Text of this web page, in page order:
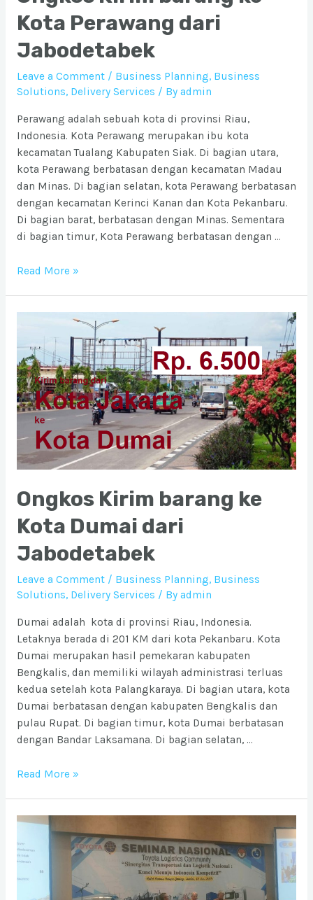
Kota Perawang dari
Jabodetabek
Leave a Comment / Business Planning, Business
Solutions, Delivery Services / By admin
Perawang adalah sebuah kota di provinsi Riau,
Indonesia. Kota Perawang merupakan ibu kota
kecamatan Tualang Kabupaten Siak. Di bagian utara,
kota Perawang berbatasan dengan kecamatan Madau
dan Minas. Di bagian selatan, kota Perawang berbatasan
dengan kecamatan Kerinci Kanan dan Kota Pekanbaru.
Di bagian barat, berbatasan dengan Minas. Sementara
di bagian timur, Kota Perawang berbatasan dengan …
Ongkos
Perawang
dari
Jabodetabek
Read More »
Ongkos Kirim barang ke
Kota Dumai dari
Jabodetabek
Leave a Comment / Business Planning, Business
Solutions, Delivery Services / By admin
Dumai adalah kota di provinsi Riau, Indonesia.
Letaknya berada di 201 KM dari kota Pekanbaru. Kota
Dumai merupakan hasil pemekaran kabupaten
Bengkalis, dan memiliki wilayah administrasi terluas
kedua setelah kota Palangkaraya. Di bagian utara, kota
Dumai berbatasan dengan kabupaten Bengkalis dan
pulau Rupat. Di bagian timur, kota Dumai berbatasan
dengan Bandar Laksamana. Di bagian selatan, …
Ongkos
ke
Kota
Dumai
Jabodetabek
Read More »